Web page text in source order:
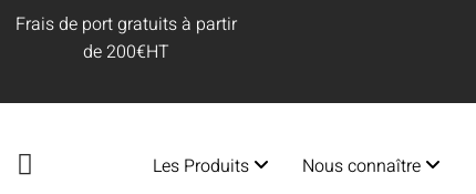
Frais de port gratuits à partir
de 200€HT
Les Produits Nous connaître